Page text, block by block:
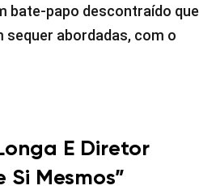
bate-papo descontraído que
abordadas, com o
E Diretor
Si Mesmos”